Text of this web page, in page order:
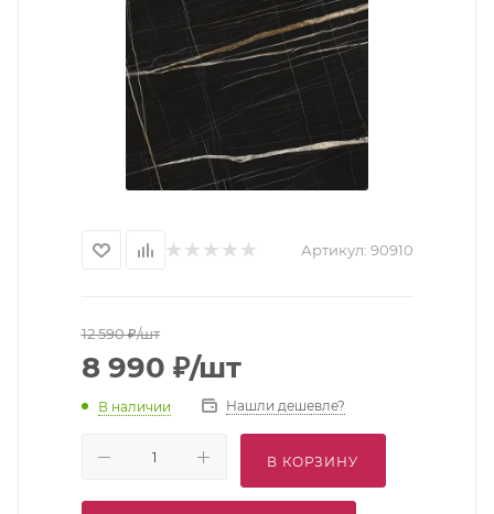
Артикул: 90910
12 590₽/шт
8 990 ₽/шт
В наличии Нашли дешевле?
В КОРЗИНУ